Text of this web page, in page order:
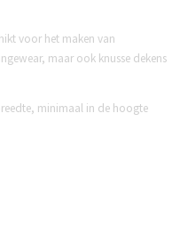
voor het maken van
maar ook knusse dekens
minimaal in de hoogte